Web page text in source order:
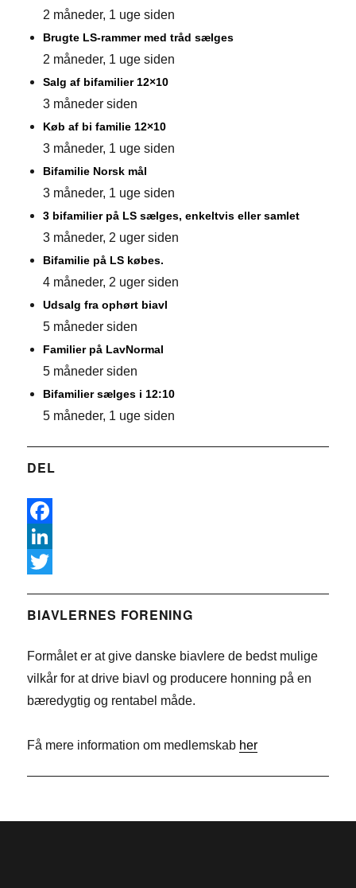
2 måneder, 1 uge siden
Brugte LS-rammer med tråd sælges
2 måneder, 1 uge siden
Salg af bifamilier 12×10
3 måneder siden
Køb af bi familie 12×10
3 måneder, 1 uge siden
Bifamilie Norsk mål
3 måneder, 1 uge siden
3 bifamilier på LS sælges, enkeltvis eller samlet
3 måneder, 2 uger siden
Bifamilie på LS købes.
4 måneder, 2 uger siden
Udsalg fra ophørt biavl
5 måneder siden
Familier på LavNormal
5 måneder siden
Bifamilier sælges i 12:10
5 måneder, 1 uge siden
DEL
F
a
e
o
L
n
e
n
w
t
r
BIAVLERNES FORENING
Formålet er at give danske biavlere de bedst mulige
vilkår for at drive biavl og producere honning på en
bæredygtig og rentabel måde.
Få mere information om medlemskab her